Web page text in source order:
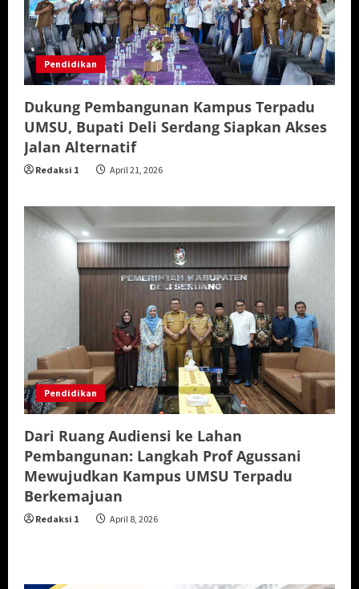
Pendidikan
Dukung Pembangunan Kampus Terpadu
UMSU, Bupati Deli Serdang Siapkan Akses
Jalan Alternatif
Redaksi 1 April 21, 2026
Pendidikan
Dari Ruang Audiensi ke Lahan
Pembangunan: Langkah Prof Agussani
Mewujudkan Kampus UMSU Terpadu
Berkemajuan
Redaksi 1 April 8, 2026